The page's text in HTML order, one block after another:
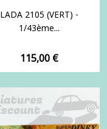
LADA 2105 (VERT) -
1/43ème...
Prix
115,00 €